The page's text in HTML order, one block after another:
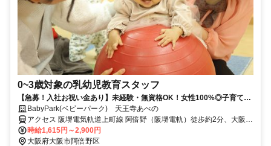
0~3歳対象の乳幼児教育スタッフ
【急募！入社お祝い金あり】未経験・無資格OK！女性100%◎子育て経
験活かせる乳幼児教育スタッフ
BabyPark(ベビーパーク) 天王寺あべの
アクセス 阪堺電気軌道上町線 阿倍野（阪堺電軌）徒歩約2分、大阪市
営谷町線 阿倍野（大阪市営）7番口徒歩約2分、近鉄南大阪線 大阪阿
部野橋南口徒歩約7分
時給1,615円～2,900円
大阪府大阪市阿倍野区